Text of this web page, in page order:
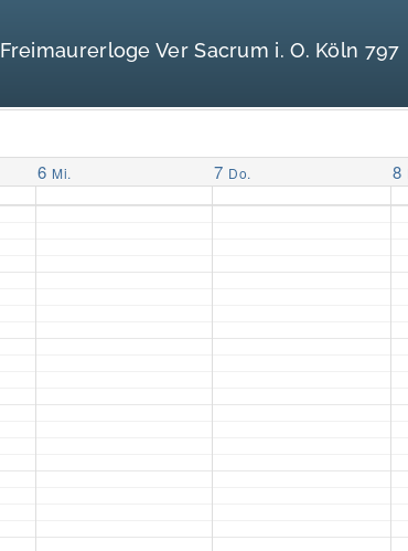
Freimaurerloge Ver Sacrum i. O. Köln 797
6 Mi. 7 Do. 8